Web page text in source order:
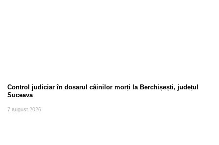
Control judiciar în dosarul câinilor morți la Berchișești, județul
Suceava
7 august 2026